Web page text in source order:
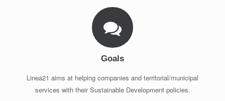
Goals
Linea21 aims at helping companies and territorial/municipal
services with their Sustainable Development policies.